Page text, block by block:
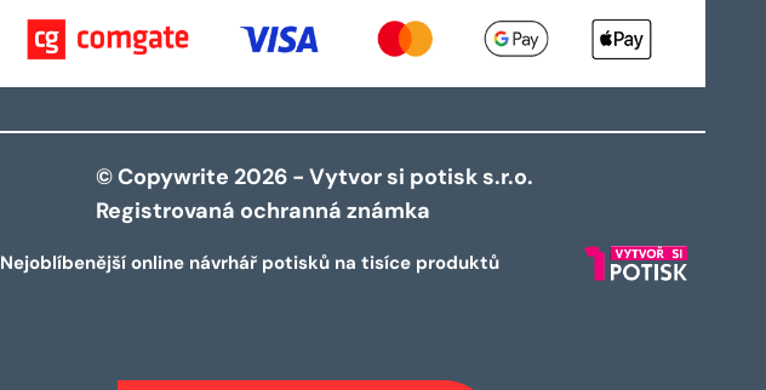
© Copywrite 2026 - Vytvor si potisk s.r.o.
Registrovaná ochranná známka
Nejoblíbenější online návrhář potisků na tisíce produktů